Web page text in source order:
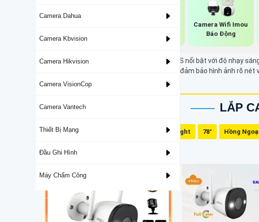
Camera Dahua
Camera Kbvision
Camera Hikvision
Camera VisionCop
Camera Vantech
Thiết Bị Mạng
Đầu Ghi Hình
Máy Chấm Công
Camera Wifi Imou
Báo Động
Camera sử dụng chip Progressive Scan CMOS nổi bật với độ nhạy
cho người dùng. Camera này cũng ít bị nhiễu, đảm bảo hình ảnh rõ
trọng một cách chân thực và sắc nét.
LẮP
Dual Light 78° Hồng
Lắp Camera Wifi Imou Giá Rẻ